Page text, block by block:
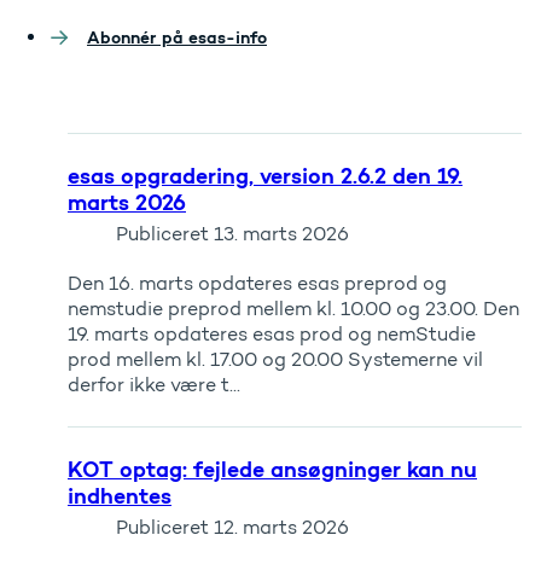
Abonnér på esas-info
esas opgradering, version 2.6.2 den 19.
marts 2026
Publiceret 13. marts 2026
Den 16. marts opdateres esas preprod og
nemstudie preprod mellem kl. 10.00 og 23.00. Den
19. marts opdateres esas prod og nemStudie
prod mellem kl. 17.00 og 20.00 Systemerne vil
derfor ikke være t...
KOT optag: fejlede ansøgninger kan nu
indhentes
Publiceret 12. marts 2026